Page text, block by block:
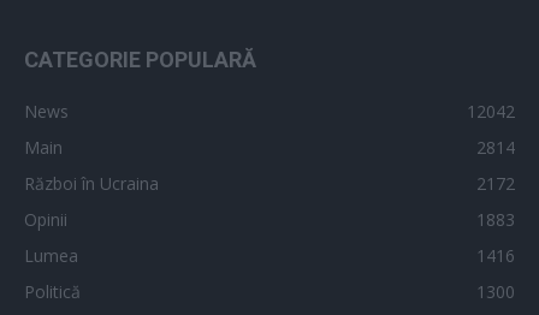
CATEGORIE POPULARĂ
News
12042
Main
2814
Război în Ucraina
2172
Opinii
1883
Lumea
1416
Politică
1300